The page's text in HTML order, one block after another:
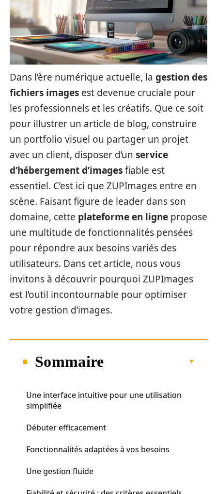
Dans l’ère numérique actuelle, la gestion des
fichiers images est devenue cruciale pour
les professionnels et les créatifs. Que ce soit
pour illustrer un article de blog, construire
un portfolio visuel ou partager un projet
avec un client, disposer d’un service
d’hébergement d’imagesfiable est
essentiel. C’est ici que ZUPImages entre en
scène. Faisant figure de leader dans son
domaine, cette plateforme en ligne propose
une multitude de fonctionnalités pensées
pour répondre aux besoins variés des
utilisateurs. Dans cet article, nous vous
invitons à découvrir pourquoi ZUPImages
est l’outil incontournable pour optimiser
votre gestion d’images.
Sommaire
Une interface intuitive pour une utilisation
simplifiée
Débuter efficacement
Fonctionnalités adaptées à vos besoins
Une gestion fluide